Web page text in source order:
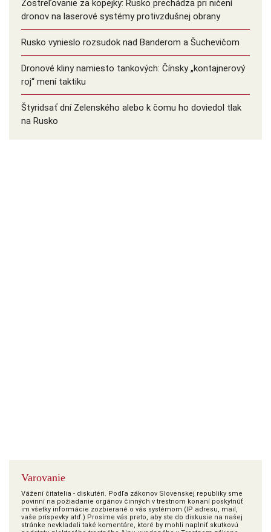
Zostreľovanie za kopejky: Rusko prechádza pri ničení
dronov na laserové systémy protivzdušnej obrany
Rusko vynieslo rozsudok nad Banderom a Šuchevičom
Dronové kliny namiesto tankových: Čínsky ️„kontajnerový
roj“ mení taktiku
Štyridsať dní Zelenského alebo k čomu ho doviedol tlak
na Rusko
Varovanie
Vážení čitatelia - diskutéri. Podľa zákonov Slovenskej republiky sme
povinní na požiadanie orgánov činných v trestnom konaní poskytnúť
im všetky informácie zozbierané o vás systémom (IP adresu, mail,
vaše príspevky atď.) Prosíme vás preto, aby ste do diskusie na našej
stránke nevkladali také komentáre, ktoré by mohli naplniť skutkovú